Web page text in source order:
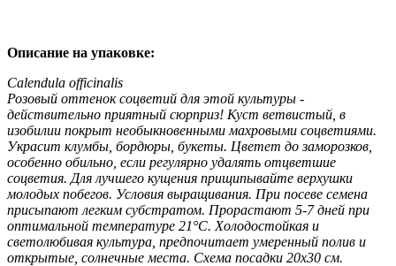
Описание на упаковке:
Calendula officinalis
Розовый оттенок соцветий для этой культуры -
действительно приятный сюрприз! Куст ветвистый, в
изобилии покрыт необыкновенными махровыми соцветиями.
Украсит клумбы, бордюры, букеты. Цветет до заморозков,
особенно обильно, если регулярно удалять отцветшие
соцветия. Для лучшего кущения прищипывайте верхушки
молодых побегов. Условия выращивания. При посеве семена
присыпают легким субстратом. Прорастают 5-7 дней при
оптимальной температуре 21°С. Холодостойкая и
светолюбивая культура, предпочитает умеренный полив и
открытые, солнечные места. Схема посадки 20x30 см.